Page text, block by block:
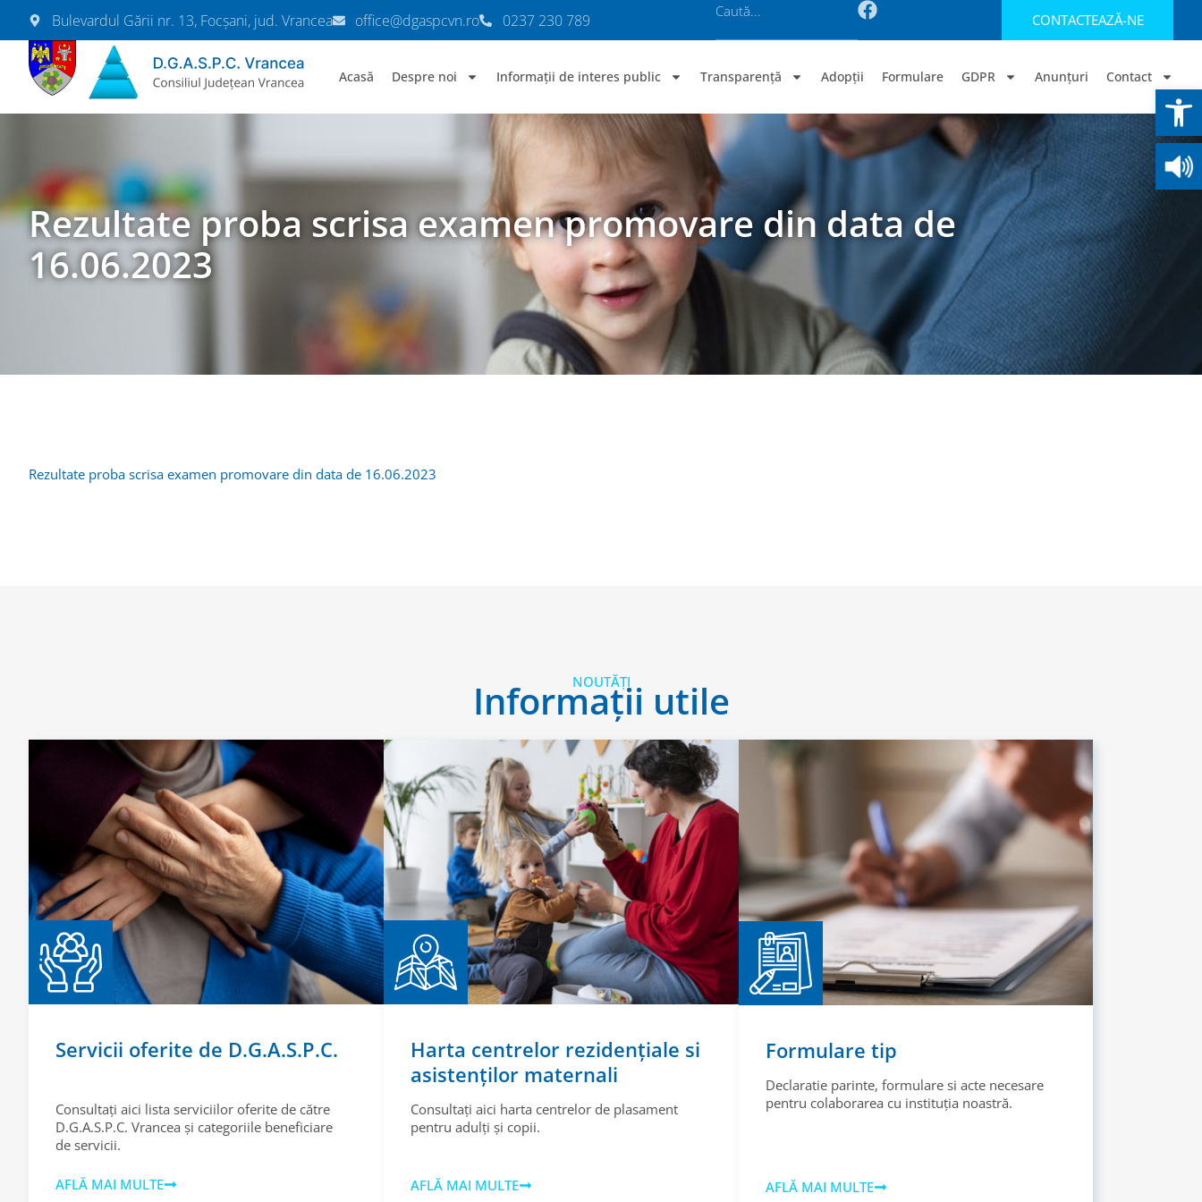
Bulevardul Gării nr. 13, Focșani, jud. Vrancea office@dgaspcvn.ro 0237 230 789 CONTACTEAZĂ-NE
Acasă Despre noi Informații de interes public Transparență Adopții Formulare GDPR Anunțuri Contact
Rezultate proba scrisa examen promovare din data de
16.06.2023
Rezultate proba scrisa examen promovare din data de 16.06.2023
NOUTĂȚI
Informații utile
Servicii oferite de D.G.A.S.P.C.
Consultați aici lista serviciilor oferite de către
D.G.A.S.P.C. Vrancea și categoriile beneficiare
de servicii.
AFLĂ MAI MULTE
Harta centrelor rezidențiale si
asistenților maternali
Consultați aici harta centrelor de plasament
pentru adulți și copii.
AFLĂ MAI MULTE
Formulare tip
Declaratie parinte, formulare si acte necesare
pentru colaborarea cu instituția noastră.
AFLĂ MAI MULTE